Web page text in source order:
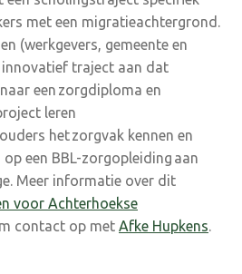
met een migratieachtergrond.
(werkgevers, gemeente en
innovatief traject aan dat
een zorgdiploma en
leren
het zorgvak kennen en
een BBL-zorgopleiding aan
Meer informatie over dit
voor Achterhoekse
contact op met Afke Hupkens.